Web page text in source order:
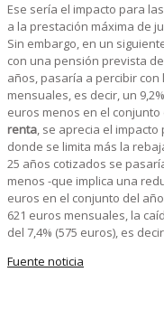
Ese sería el impacto para
a la prestación máxima de
Sin embargo, en un
con una pensión prevista
años, pasaría a percibir con
mensuales, es decir, un
euros menos en el conjunto
renta, se aprecia el
donde se limita más la
25 años cotizados se
menos -que implica una
euros en el conjunto del
621 euros mensuales, la
del 7,4% (575 euros), es
Fuente noticia